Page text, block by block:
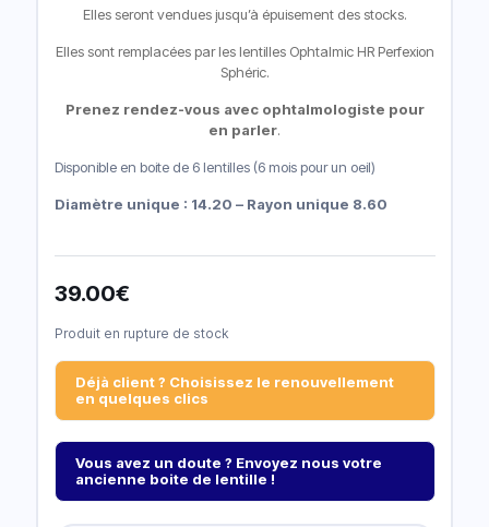
Elles seront vendues jusqu’à épuisement des stocks.
Elles sont remplacées par les lentilles Ophtalmic HR Perfexion
Sphéric.
Prenez rendez-vous avec ophtalmologiste pour
en parler.
Disponible en boite de 6 lentilles (6 mois pour un oeil)
Diamètre unique : 14.20 – Rayon unique 8.60
39.00€
Produit en rupture de stock
Déjà client ? Choisissez le renouvellement
en quelques clics
Vous avez un doute ? Envoyez nous votre
ancienne boite de lentille !